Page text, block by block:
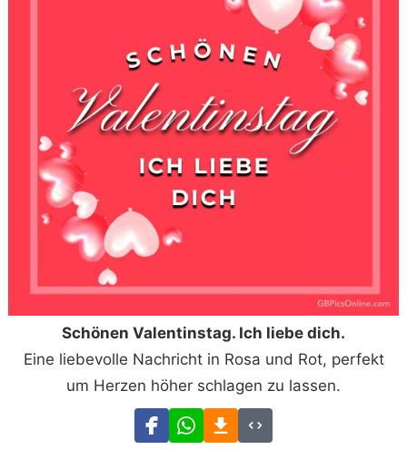
Schönen Valentinstag. Ich liebe dich.
Eine liebevolle Nachricht in Rosa und Rot, perfekt
um Herzen höher schlagen zu lassen.